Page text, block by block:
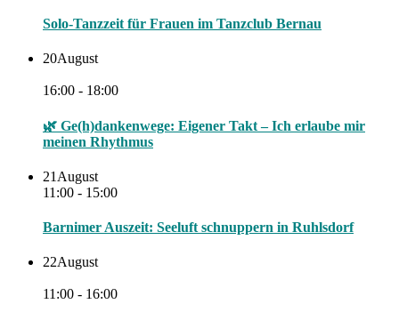
Solo-Tanzzeit für Frauen im Tanzclub Bernau
20August
16:00 - 18:00
🌿 Ge(h)dankenwege: Eigener Takt – Ich erlaube mir
meinen Rhythmus
21 August
11:00 - 15:00
Barnimer Auszeit: Seeluft schnuppern in Ruhlsdorf
22August
11:00 - 16:00